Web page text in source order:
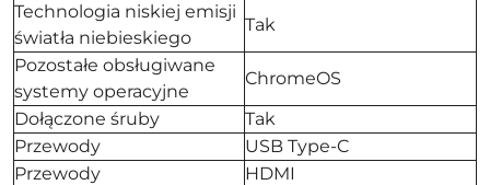
Technologia niskiej emisji
światła niebieskiego
Tak
Pozostałe obsługiwane
systemy operacyjne
ChromeOS
Dołączone śruby
Tak
Przewody
USB Type-C
Przewody
HDMI